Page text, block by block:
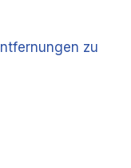
zu